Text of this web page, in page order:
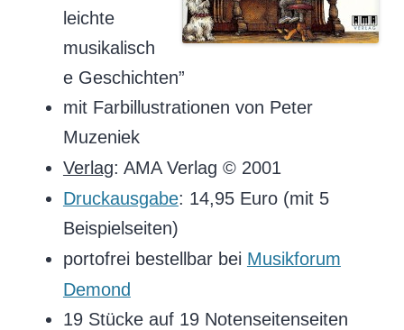
leichte
musikalisch
e Geschichten”
mit Farbillustrationen von Peter
Muzeniek
Verlag: AMA Verlag © 2001
Druckausgabe: 14,95 Euro (mit 5
Beispielseiten)
portofrei bestellbar bei Musikforum
Demond
19 Stücke auf 19 Notenseitenseiten